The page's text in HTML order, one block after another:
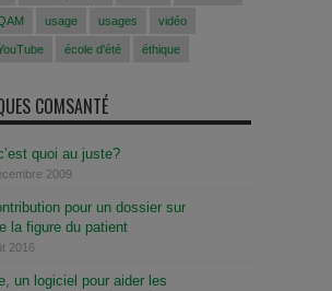
usage usages vidéo
école d'été éthique
COMSANTÉ
quoi au juste?
2009
pour un dossier sur
la figure du patient
2016
un logiciel pour aider les